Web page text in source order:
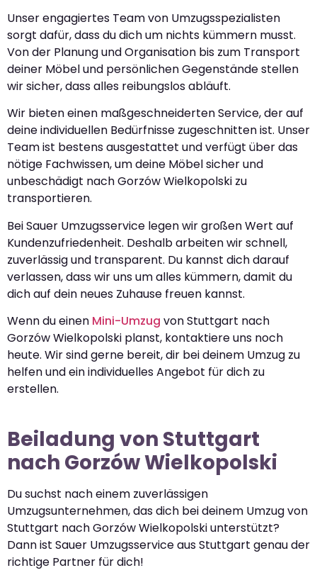
Unser engagiertes Team von Umzugsspezialisten
sorgt dafür, dass du dich um nichts kümmern musst.
Von der Planung und Organisation bis zum Transport
deiner Möbel und persönlichen Gegenstände stellen
wir sicher, dass alles reibungslos abläuft.
Wir bieten einen maßgeschneiderten Service, der auf
deine individuellen Bedürfnisse zugeschnitten ist. Unser
Team ist bestens ausgestattet und verfügt über das
nötige Fachwissen, um deine Möbel sicher und
unbeschädigt nach Gorzów Wielkopolski zu
transportieren.
Bei Sauer Umzugsservice legen wir großen Wert auf
Kundenzufriedenheit. Deshalb arbeiten wir schnell,
zuverlässig und transparent. Du kannst dich darauf
verlassen, dass wir uns um alles kümmern, damit du
dich auf dein neues Zuhause freuen kannst.
Wenn du einen Mini-Umzug von Stuttgart nach
Gorzów Wielkopolski planst, kontaktiere uns noch
heute. Wir sind gerne bereit, dir bei deinem Umzug zu
helfen und ein individuelles Angebot für dich zu
erstellen.
Beiladung von Stuttgart
nach Gorzów Wielkopolski
Du suchst nach einem zuverlässigen
Umzugsunternehmen, das dich bei deinem Umzug von
Stuttgart nach Gorzów Wielkopolski unterstützt?
Dann ist Sauer Umzugsservice aus Stuttgart genau der
richtige Partner für dich!